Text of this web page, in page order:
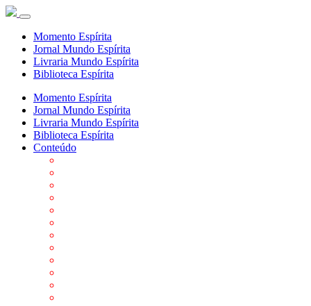
Momento Espírita
Jornal Mundo Espírita
Livraria Mundo Espírita
Biblioteca Espírita
Momento Espírita
Jornal Mundo Espírita
Livraria Mundo Espírita
Biblioteca Espírita
Conteúdo